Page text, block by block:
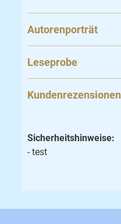
Autorenporträt
Leseprobe
Kundenrezensionen
Sicherheitshinweise:
- test